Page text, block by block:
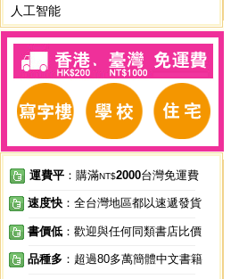
人工智能
運費平 ：購滿NT$2000台灣免運費
速度快 ：全台灣地區都以速遞發貨
書價低 ：歡迎與任何同類書店比價
品種多 ：超過80多萬簡體中文書籍